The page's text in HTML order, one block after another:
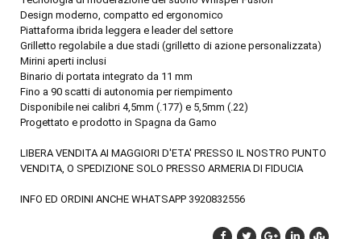
Design moderno, compatto ed ergonomico
Piattaforma ibrida leggera e leader del settore
Grilletto regolabile a due stadi (grilletto di azione personalizzata)
Mirini aperti inclusi
Binario di portata integrato da 11 mm
Fino a 90 scatti di autonomia per riempimento
Disponibile nei calibri 4,5mm (.177) e 5,5mm (.22)
Progettato e prodotto in Spagna da Gamo
LIBERA VENDITA AI MAGGIORI D'ETA' PRESSO IL NOSTRO PUNTO
VENDITA, O SPEDIZIONE SOLO PRESSO ARMERIA DI FIDUCIA
INFO ED ORDINI ANCHE WHATSAPP 3920832556